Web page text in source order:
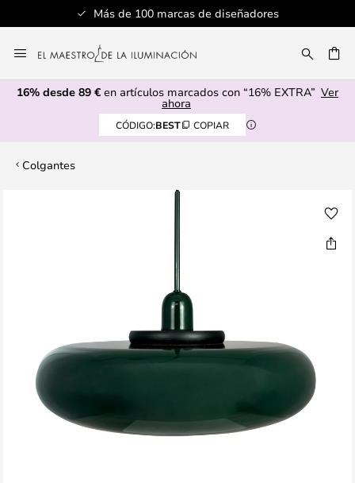
Más de 100 marcas de diseñadores
al
contenido
16% desde 89 € en artículos marcados con “16% EXTRA” Ver
ahora
CÓDIGO:BEST COPIAR
Colgantes